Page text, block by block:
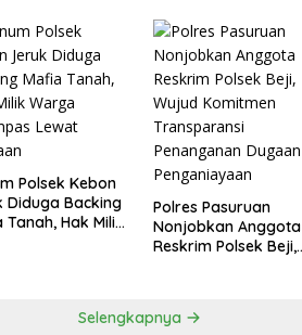
Secara Cuma-cuma
Polsek Kebon
Diduga Backing
Tanah, Hak Milik
Polres Pasuruan
Nonjobkan Anggota
Reskrim Polsek Beji,
Penganiayaan
Selengkapnya